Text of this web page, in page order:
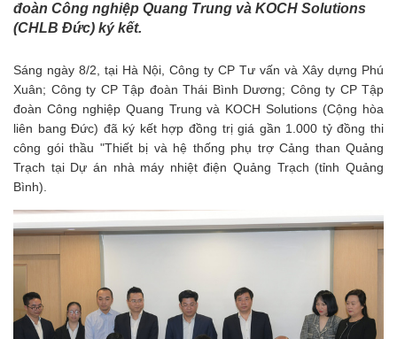
đoàn Công nghiệp Quang Trung và KOCH Solutions
(CHLB Đức) ký kết.
Sáng ngày 8/2, tại Hà Nội, Công ty CP Tư vấn và Xây dựng Phú
Xuân; Công ty CP Tập đoàn Thái Bình Dương; Công ty CP Tập
đoàn Công nghiệp Quang Trung và KOCH Solutions (Cộng hòa
liên bang Đức) đã ký kết hợp đồng trị giá gần 1.000 tỷ đồng thi
công gói thầu "Thiết bị và hệ thống phụ trợ Cảng than Quảng
Trạch tại Dự án nhà máy nhiệt điện Quảng Trạch (tỉnh Quảng
Bình).